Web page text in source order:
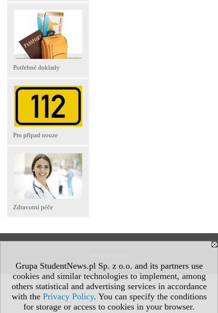
Grupa StudentNews.pl Sp. z o.o. and its partners use
cookies and similar technologies to implement, among
others statistical and advertising services in accordance
with the Privacy Policy. You can specify the conditions
for storage or access to cookies in your browser.
Potřebné doklady
Pro případ nouze
Zdravotní péče